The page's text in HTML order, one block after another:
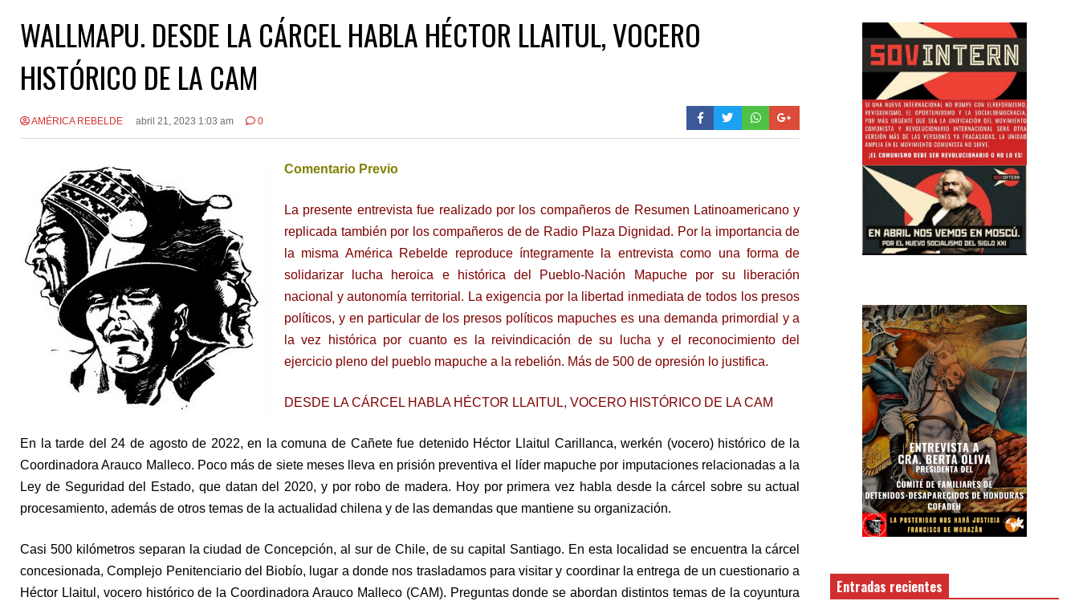
WALLMAPU. DESDE LA CÁRCEL HABLA HÉCTOR LLAITUL, VOCERO
HISTÓRICO DE LA CAM
AMÉRICA REBELDE abril 21, 2023 1:03 am 0
Comentario Previo
La presente entrevista fue realizado por los compañeros de Resumen Latinoamericano y
replicada también por los compañeros de de Radio Plaza Dignidad. Por la importancia de
la misma América Rebelde reproduce íntegramente la entrevista como una forma de
solidarizar lucha heroica e histórica del Pueblo-Nación Mapuche por su liberación
nacional y autonomía territorial. La exigencia por la libertad inmediata de todos los presos
políticos, y en particular de los presos políticos mapuches es una demanda primordial y a
la vez histórica por cuanto es la reivindicación de su lucha y el reconocimiento del
ejercicio pleno del pueblo mapuche a la rebelión. Más de 500 de opresión lo justifica.
DESDE LA CÁRCEL HABLA HÉCTOR LLAITUL, VOCERO HISTÓRICO DE LA CAM
En la tarde del 24 de agosto de 2022, en la comuna de Cañete fue detenido Héctor Llaitul Carillanca, werkén (vocero) histórico de la
Coordinadora Arauco Malleco. Poco más de siete meses lleva en prisión preventiva el líder mapuche por imputaciones relacionadas a la
Ley de Seguridad del Estado, que datan del 2020, y por robo de madera. Hoy por primera vez habla desde la cárcel sobre su actual
procesamiento, además de otros temas de la actualidad chilena y de las demandas que mantiene su organización.
Casi 500 kilómetros separan la ciudad de Concepción, al sur de Chile, de su capital Santiago. En esta localidad se encuentra la cárcel
concesionada, Complejo Penitenciario del Biobío, lugar a donde nos trasladamos para visitar y coordinar la entrega de un cuestionario a
Héctor Llaitul, vocero histórico de la Coordinadora Arauco Malleco (CAM). Preguntas donde se abordan distintos temas de la coyuntura
Entradas recientes